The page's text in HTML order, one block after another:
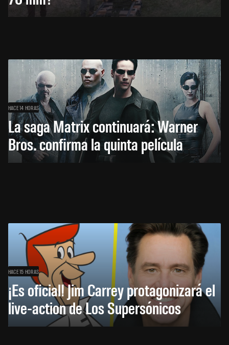
HACE 14 HORAS
La saga Matrix continuará: Warner
Bros. confirma la quinta película
HACE 15 HORAS
¡Es oficial! Jim Carrey protagonizará el
live-action de Los Supersónicos